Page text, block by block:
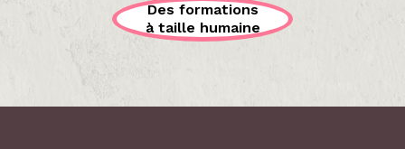
Des formations
à taille humaine